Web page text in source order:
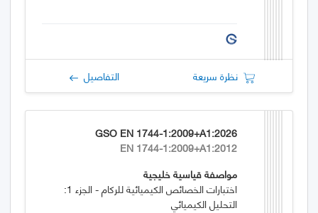
نظرة سريعة التفاصيل
GSO EN 1744-1:2009+A1:2026
EN 1744-1:2009+A1:2012
مواصفة قياسية خليجية
اختبارات الخصائص الكيميائية للركام - الجزء 1:
التحليل الكيميائي